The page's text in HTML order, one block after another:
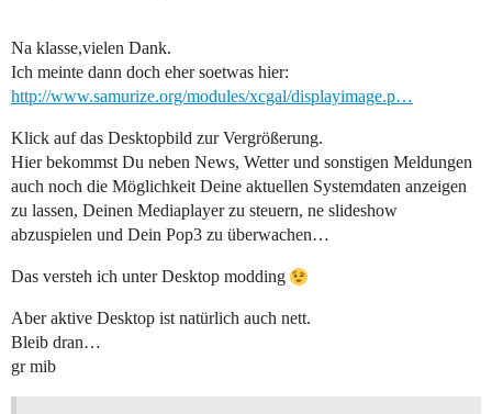
Na klasse,vielen Dank.
Ich meinte dann doch eher soetwas hier:
http://www.samurize.org/modules/xcgal/displayimage.p…
Klick auf das Desktopbild zur Vergrößerung.
Hier bekommst Du neben News, Wetter und sonstigen Meldungen
auch noch die Möglichkeit Deine aktuellen Systemdaten anzeigen
zu lassen, Deinen Mediaplayer zu steuern, ne slideshow
abzuspielen und Dein Pop3 zu überwachen…
Das versteh ich unter Desktop modding
Aber aktive Desktop ist natürlich auch nett.
Bleib dran…
gr mib